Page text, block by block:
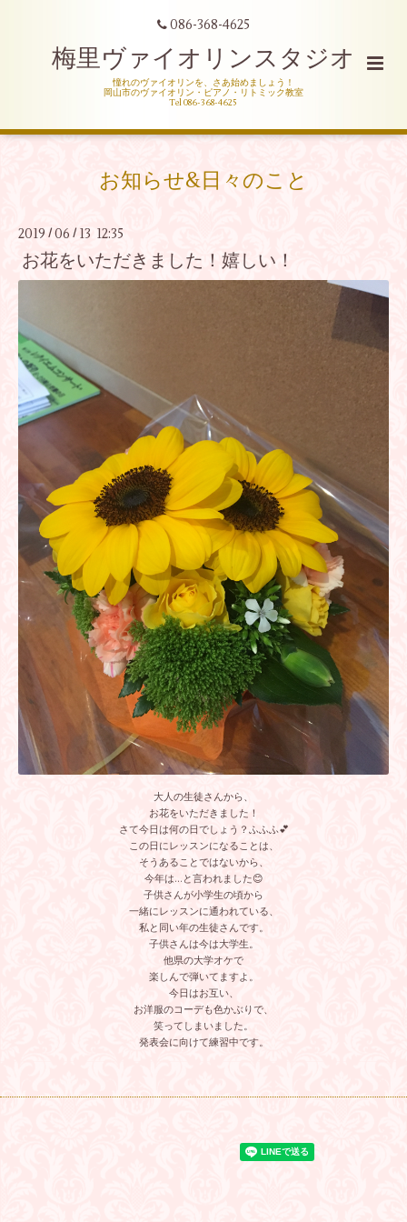
086-368-4625
梅里ヴァイオリンスタジオ
憧れのヴァイオリンを、さあ始めましょう！
岡山市のヴァイオリン・ピアノ・リトミック教室
Tel 086-368-4625
お知らせ&日々のこと
2019 /06 / 13 12:35
お花をいただきました！嬉しい！
大人の生徒さんから、
お花をいただきました！
さて今日は何の日でしょう？ふふふ💕
この日にレッスンになることは、
そうあることではないから、
今年は…と言われました😊
子供さんが小学生の頃から
一緒にレッスンに通われている、
私と同い年の生徒さんです。
子供さんは今は大学生。
他県の大学オケで
楽しんで弾いてますよ。
今日はお互い、
お洋服のコーデも色かぶりで、
笑ってしまいました。
発表会に向けて練習中です。